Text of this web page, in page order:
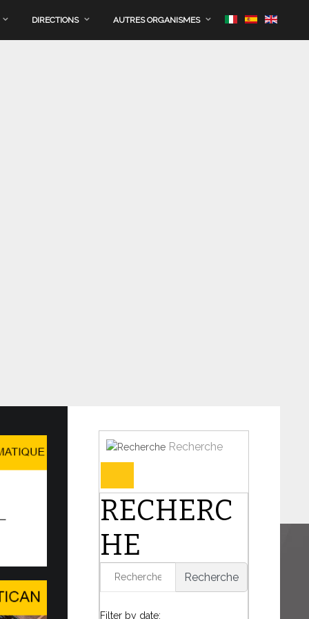
DIRECTIONS AUTRES ORGANISMES
et l’AI for Good Glob…
DIALOGUE DANS UN MONDE EN
de l’histoire, le Pape Léon XIV a
du Saint-Siège...
Recherche
RECHERC
HE
Recherche
Filter by date: